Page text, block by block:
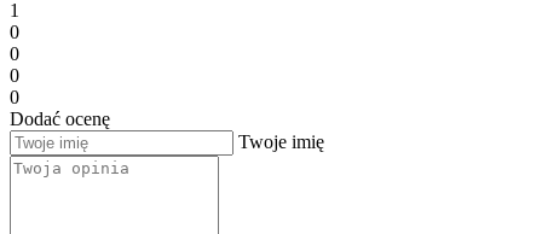
1
0
0
0
0
Dodać ocenę
Twoje imię